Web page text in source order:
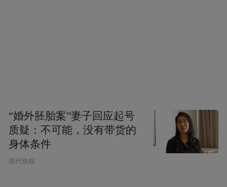
“婚外胚胎案”妻子回应起号
质疑：不可能，没有带货的
身体条件
现代快报